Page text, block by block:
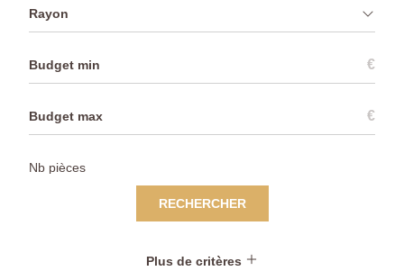
Rayon
€
€
RECHERCHER
Plus de critères